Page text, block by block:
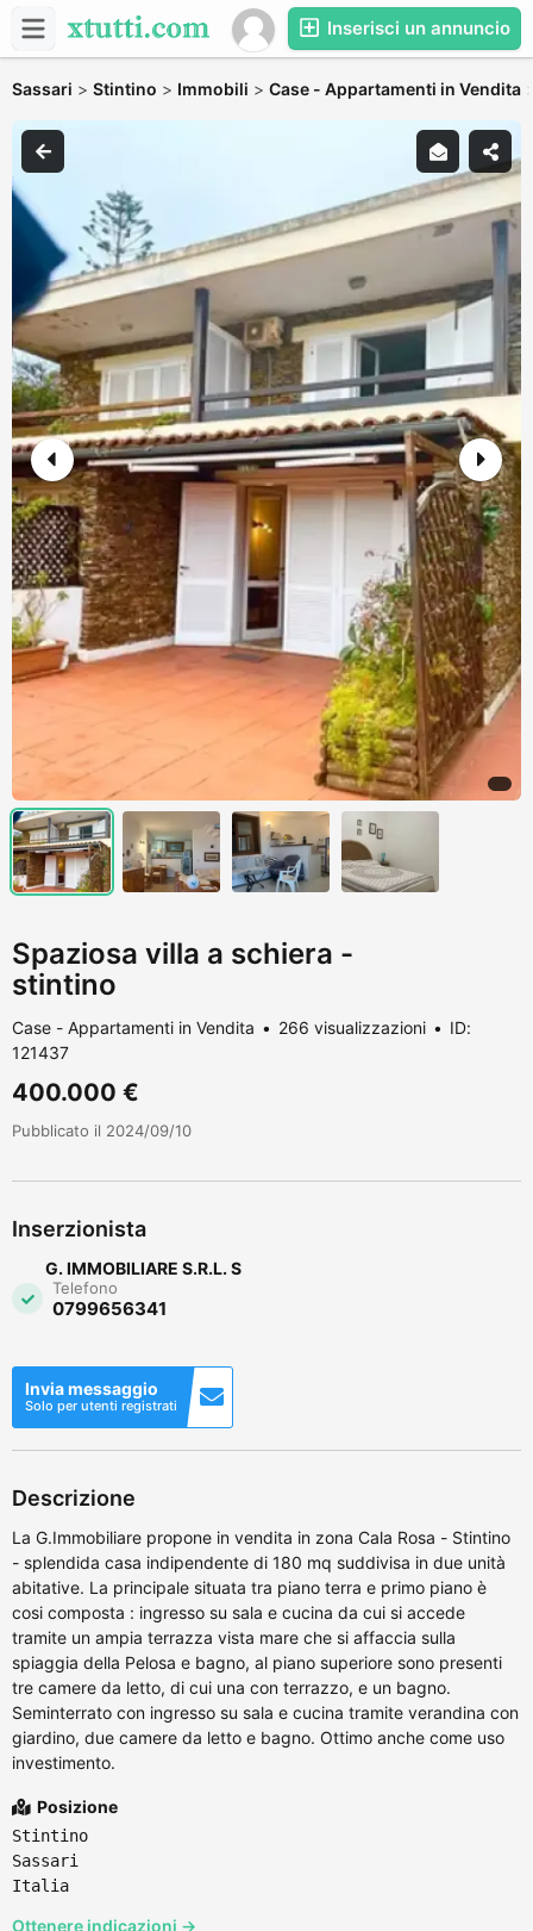
Inserisci un annuncio
Sassari > Stintino > Immobili > Case - Appartamenti in Vendita
Spaziosa villa a schiera -
stintino
Case - Appartamenti in Vendita 266 visualizzazioni
ID:
121437
400.000 €
Pubblicato il 2024/09/10
Inserzionista
G. IMMOBILIARE S.R.L. S
Telefono
0799656341
Invia messaggio
Solo per utenti registrati
Descrizione
La G.Immobiliare propone in vendita in zona Cala Rosa - Stintino
- splendida casa indipendente di 180 mq suddivisa in due unità
abitative. La principale situata tra piano terra e primo piano è
cosi composta : ingresso su sala e cucina da cui si accede
tramite un ampia terrazza vista mare che si affaccia sulla
spiaggia della Pelosa e bagno, al piano superiore sono presenti
tre camere da letto, di cui una con terrazzo, e un bagno.
Seminterrato con ingresso su sala e cucina tramite verandina con
giardino, due camere da letto e bagno. Ottimo anche come uso
investimento.
Posizione
Stintino
Sassari
Italia
Ottenere indicazioni →